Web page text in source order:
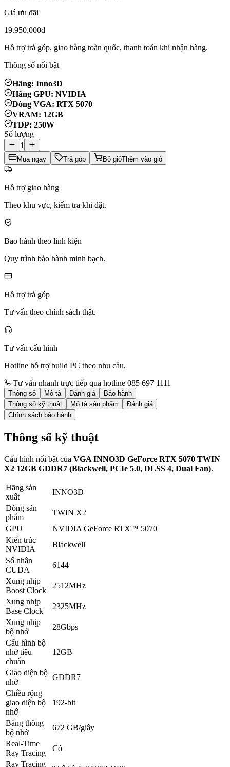
Giá ưu đãi
19.950.000đ
Hỗ trợ trả góp, giao hàng toàn quốc, thanh toán khi nhận hàng.
Thông số nổi bật
Hãng: Inno3D
Hãng GPU: NVIDIA
Dòng VGA: RTX 5070
VRAM: 12GB
TDP: 250W
Số lượng
1
Mua ngay Trả góp Bỏ giỏThêm vào giỏ
Hỗ trợ giao hàng
Theo khu vực, kiểm tra khi đặt.
Bảo hành theo linh kiện
Quy trình bảo hành minh bạch.
Hỗ trợ trả góp
Tư vấn theo chính sách thật.
Tư vấn cấu hình
Hotline hỗ trợ build PC theo nhu cầu.
Tư vấn nhanh trực tiếp qua hotline 085 697 1111
Thông số Mô tả Đánh giá
Bảo hành
Thông số kỹ thuật
Mô tả sản phẩm
Đánh giá
Chính sách bảo hành
Thông số kỹ thuật
Cấu hình nổi bật của VGA INNO3D GeForce RTX 5070 TWIN
X2 12GB GDDR7 (Blackwell, PCIe 5.0, DLSS 4, Dual Fan).
Hãng sản
xuất
INNO3D
Dòng sản
phẩm
TWIN X2
GPU
NVIDIA GeForce RTX™ 5070
Kiến trúc
NVIDIA
Blackwell
Số nhân
CUDA
6144
Xung nhịp
Boost Clock
2512MHz
Xung nhịp
Base Clock
2325MHz
Xung nhịp
bộ nhớ
28Gbps
Cấu hình bộ
nhớ tiêu
chuẩn
12GB
Giao diện bộ
nhớ
GDDR7
Chiều rộng
giao diện bộ
nhớ
192-bit
Băng thông
bộ nhớ
672 GB/giây
Real-Time
Ray Tracing
Có
Ray Tracing